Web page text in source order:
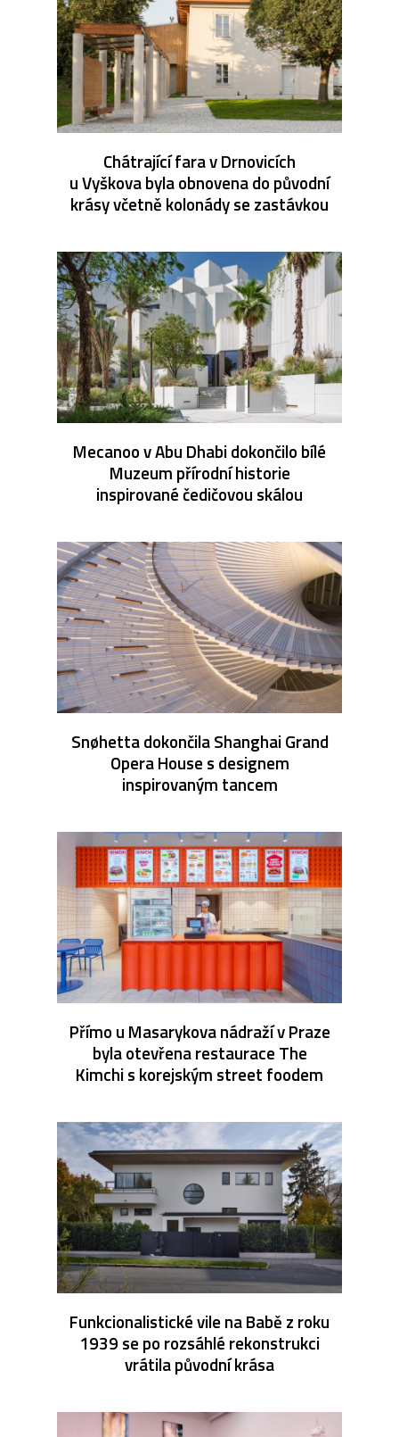
Chátrající fara v Drnovicích
u Vyškova byla obnovena do původní
krásy včetně kolonády se zastávkou
Mecanoo v Abu Dhabi dokončilo bílé
Muzeum přírodní historie
inspirované čedičovou skálou
Snøhetta dokončila Shanghai Grand
Opera House s designem
inspirovaným tancem
Přímo u Masarykova nádraží v Praze
byla otevřena restaurace The
Kimchi s korejským street foodem
Funkcionalistické vile na Babě z roku
1939 se po rozsáhlé rekonstrukci
vrátila původní krása